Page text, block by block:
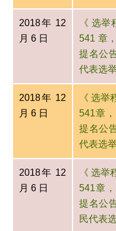
2018年 12
月 6 日
《 选
541 章
提名公
代表选
2018年 12
月 6 日
《 选
541章
提名公
代表选
2018年 12
月 6 日
《 选
541章
提名公
民代表